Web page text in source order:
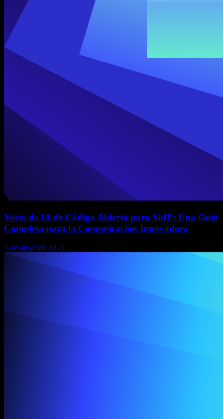
Voces de IA de Código Abierto para VoIP: Una Guía
Completa para la Comunicación Innovadora
3 de mayo de 2023